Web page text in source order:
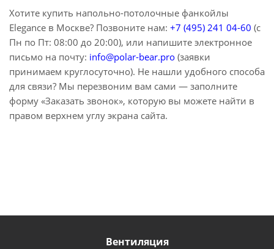
Хотите купить напольно-потолочные фанкойлы
Elegance в Москве? Позвоните нам: +7 (495) 241 04-60 (с
Пн по Пт: 08:00 до 20:00), или напишите электронное
письмо на почту: info@polar-bear.pro (заявки
принимаем круглосуточно). Не нашли удобного способа
для связи? Мы перезвоним вам сами — заполните
форму «Заказать звонок», которую вы можете найти в
правом верхнем углу экрана сайта.
Вентиляция